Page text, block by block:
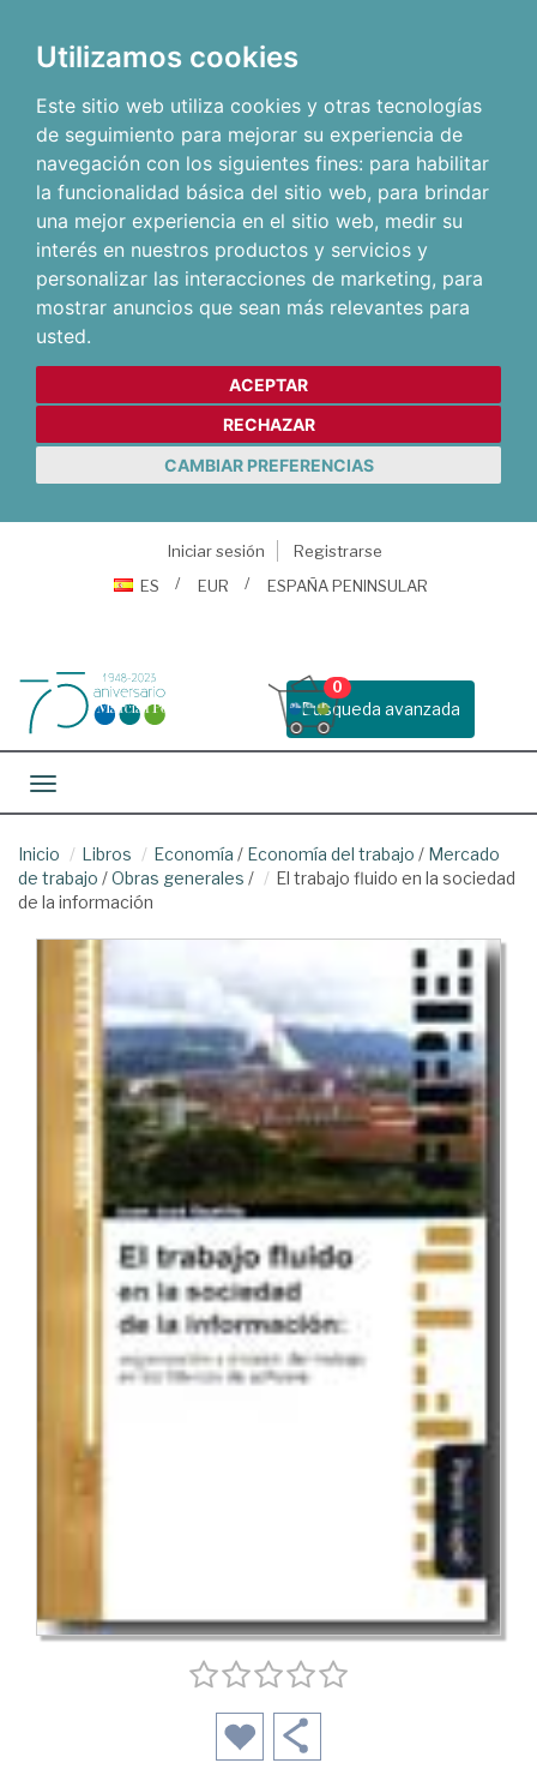
Utilizamos cookies
Este sitio web utiliza cookies y otras tecnologías
de seguimiento para mejorar su experiencia de
navegación con los siguientes fines: para habilitar
la funcionalidad básica del sitio web, para brindar
una mejor experiencia en el sitio web, medir su
interés en nuestros productos y servicios y
personalizar las interacciones de marketing, para
mostrar anuncios que sean más relevantes para
usted.
ACEPTAR
RECHAZAR
CAMBIAR PREFERENCIAS
Iniciar sesión
Registrarse
ES
EUR ESPAÑA PENINSULAR
Busqueda avanzada
0
Toggle navigation
Inicio Libros Economía / Economía del trabajo / Mercado
de trabajo /Obras generales /
El trabajo fluido en la sociedad
de la información